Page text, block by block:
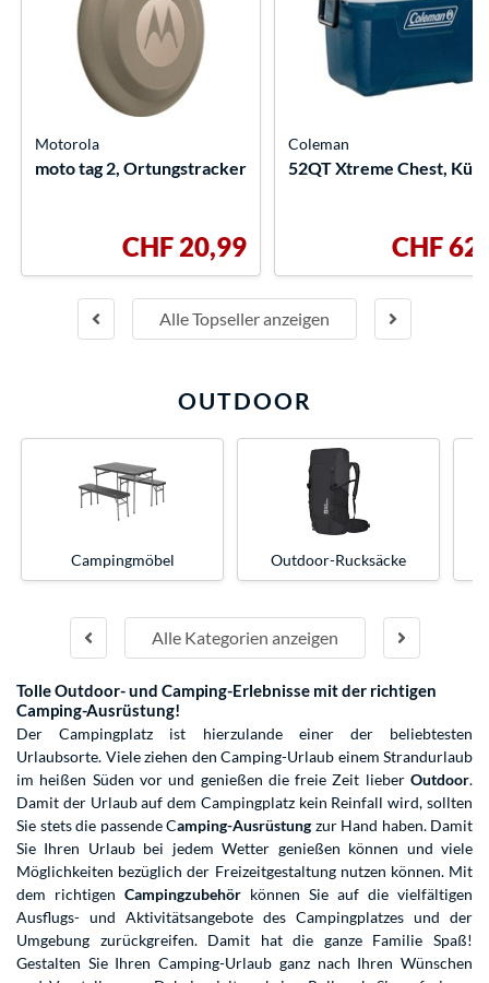
Alle Topseller anzeigen
Motorola
moto tag 2, Ortungstracker
CHF 20,99
Coleman
52QT Xtreme Chest,
CHF
OUTDOOR
Alle Kategorien anzeigen
Campingmöbel Outdoor-Rucksäcke
Tolle Outdoor- und Camping-Erlebnisse mit der richtigen
Camping-Ausrüstung!
Der Campingplatz ist hierzulande einer der beliebtesten
Urlaubsorte. Viele ziehen den Camping-Urlaub einem Strandurlaub
im heißen Süden vor und genießen die freie Zeit lieber Outdoor.
Damit der Urlaub auf dem Campingplatz kein Reinfall wird, sollten
Sie stets die passende Camping-Ausrüstung zur Hand haben. Damit
Sie Ihren Urlaub bei jedem Wetter genießen können und viele
Möglichkeiten bezüglich der Freizeitgestaltung nutzen können. Mit
dem richtigen Campingzubehör können Sie auf die vielfältigen
Ausflugs- und Aktivitätsangebote des Campingplatzes und der
Umgebung zurückgreifen. Damit hat die ganze Familie Spaß!
Gestalten Sie Ihren Camping-Urlaub ganz nach Ihren Wünschen